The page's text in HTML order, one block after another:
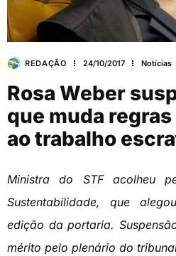
REDAÇÃO 24/10/2017 Notícias
Rosa Weber
que muda
ao trabalho
Ministra do STF acolheu
Sustentabilidade, que
edição da portaria.
mérito pelo plenário do